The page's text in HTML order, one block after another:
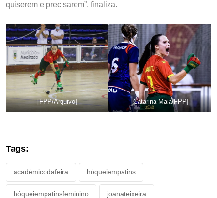
quiserem e precisarem”, finaliza.
[FPP/Arquivo] [Catarina Maia/FPP]
Tags:
académicodafeira hóqueiempatins
hóqueiempatinsfeminino joanateixeira